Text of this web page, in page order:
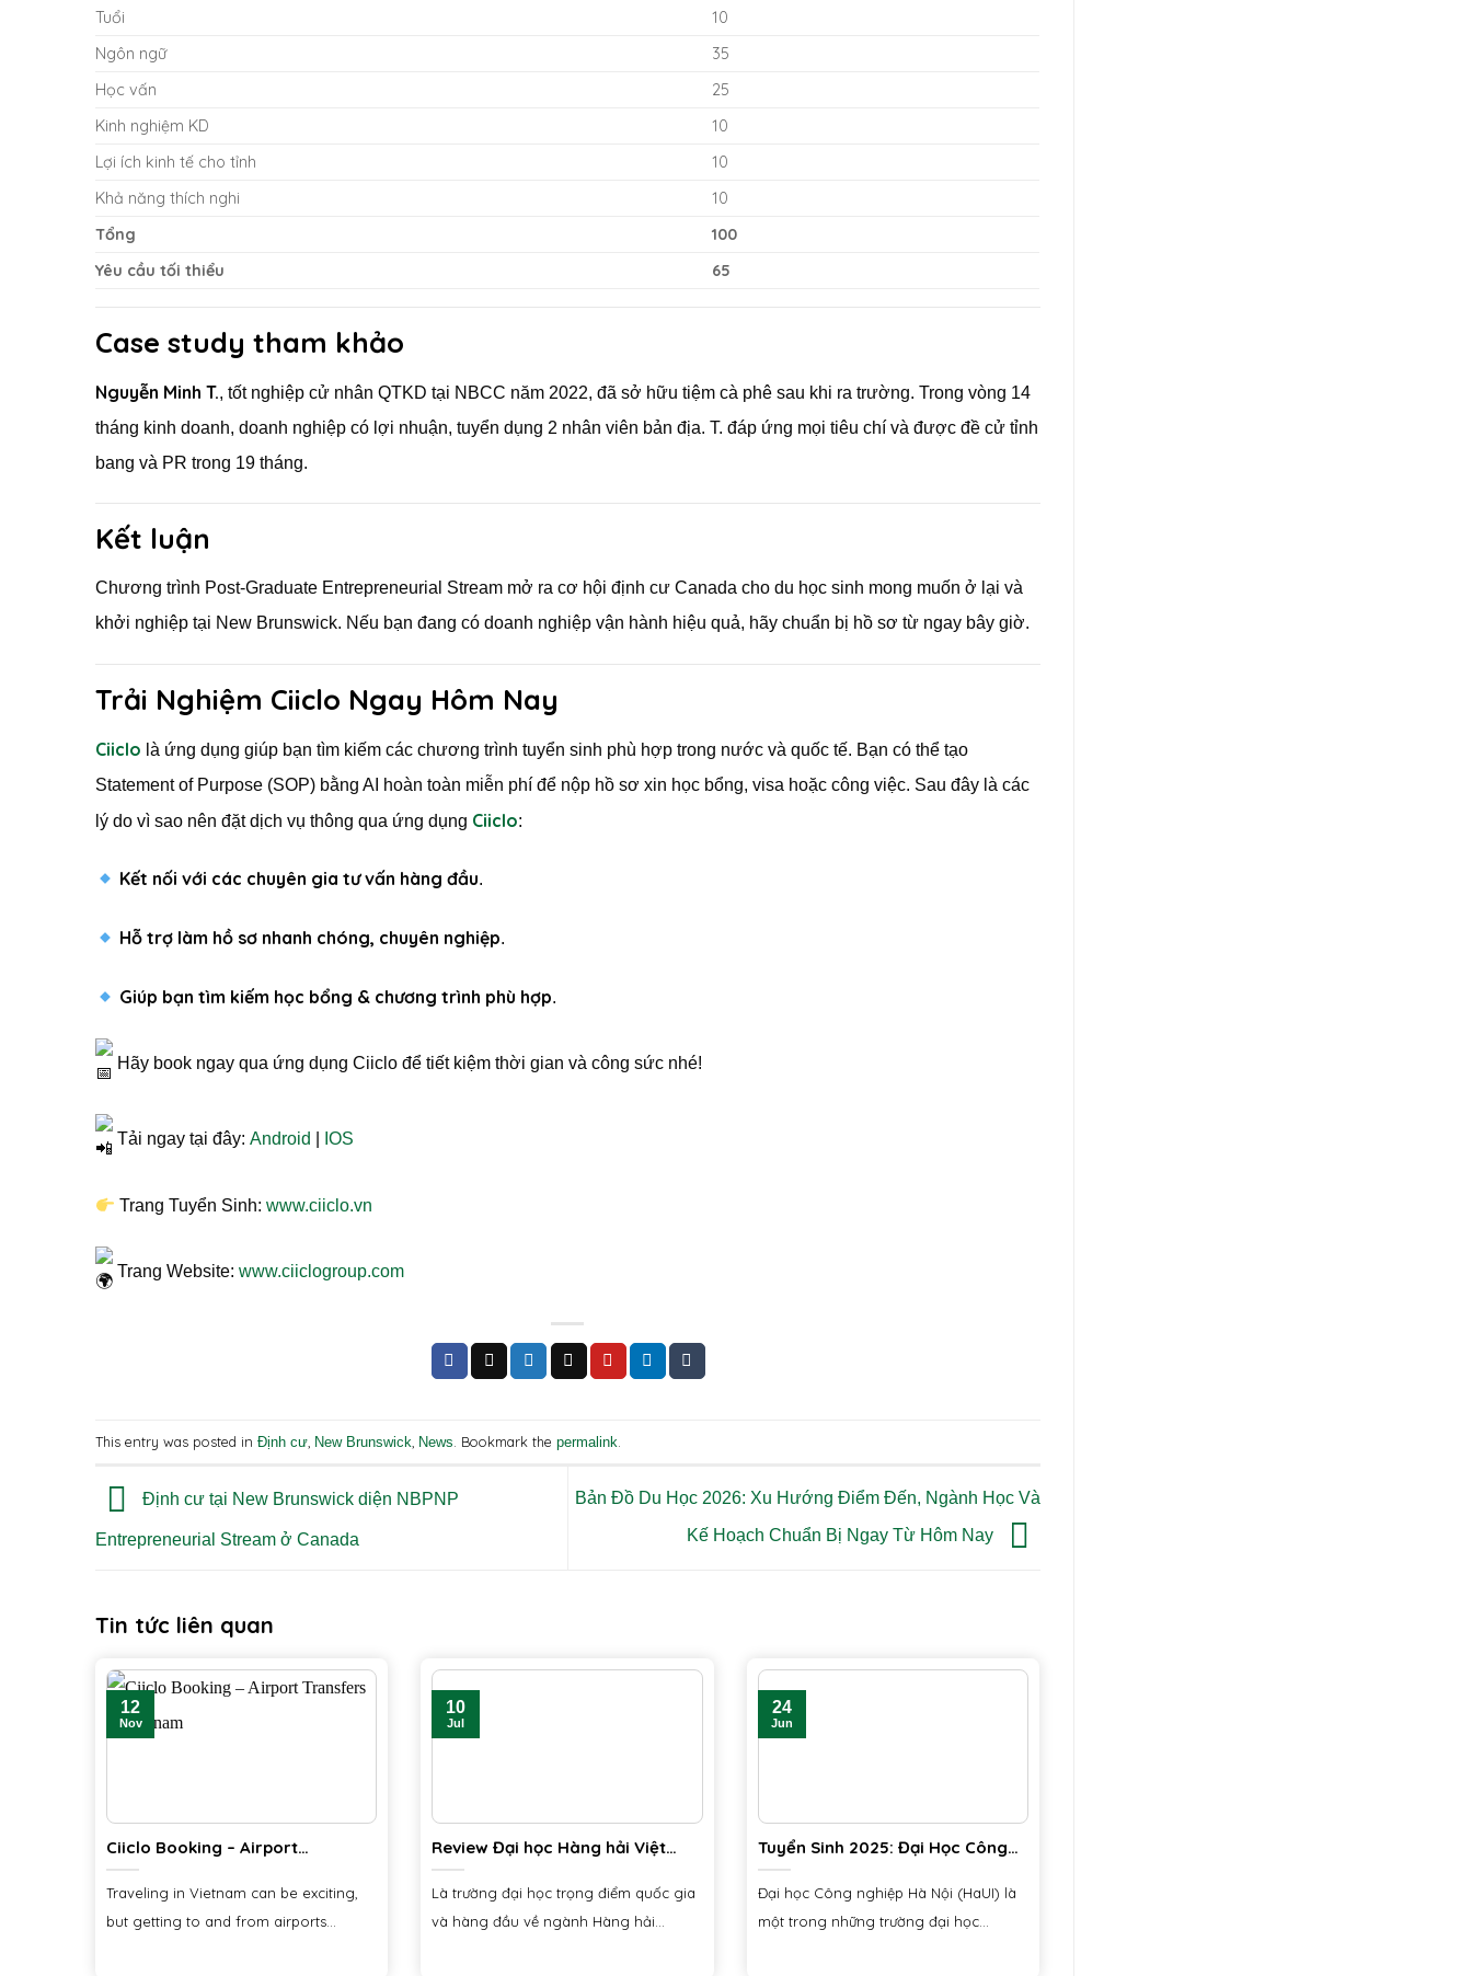
Tuổi
10
Ngôn ngữ
35
Học vấn
25
Kinh nghiệm KD
10
Lợi ích kinh tế cho tỉnh
10
Khả năng thích nghi
10
Tổng
100
Yêu cầu tối thiểu
65
Case study tham khảo
Nguyễn Minh T., tốt nghiệp cử nhân QTKD tại NBCC năm 2022, đã sở hữu tiệm cà phê sau khi ra trường. Trong vòng 14
tháng kinh doanh, doanh nghiệp có lợi nhuận, tuyển dụng 2 nhân viên bản địa. T. đáp ứng mọi tiêu chí và được đề cử tỉnh
bang và PR trong 19 tháng.
Kết luận
Chương trình Post-Graduate Entrepreneurial Stream mở ra cơ hội định cư Canada cho du học sinh mong muốn ở lại và
khởi nghiệp tại New Brunswick. Nếu bạn đang có doanh nghiệp vận hành hiệu quả, hãy chuẩn bị hồ sơ từ ngay bây giờ.
Trải Nghiệm Ciiclo Ngay Hôm Nay
Ciiclo là ứng dụng giúp bạn tìm kiếm các chương trình tuyển sinh phù hợp trong nước và quốc tế. Bạn có thể tạo
Statement of Purpose (SOP) bằng AI hoàn toàn miễn phí để nộp hồ sơ xin học bổng, visa hoặc công việc. Sau đây là các
lý do vì sao nên đặt dịch vụ thông qua ứng dụng Ciiclo:
Kết nối với các chuyên gia tư vấn hàng đầu.
Hỗ trợ làm hồ sơ nhanh chóng, chuyên nghiệp.
Giúp bạn tìm kiếm học bổng & chương trình phù hợp.
Hãy book ngay qua ứng dụng Ciiclo để tiết kiệm thời gian và công sức nhé!
Tải ngay tại đây: Android IOS
Trang Tuyển Sinh:www.ciiclo.vn
Trang Website: www.ciiclogroup.com
This entry was posted in Định cư New Brunswick News . Bookmark the permalink
Định cư tại New Brunswick diện NBPNP
Entrepreneurial Stream ở Canada
Bản Đồ Du Học 2026: Xu Hướng Điểm Đến, Ngành Học Và
Kế Hoạch Chuẩn Bị Ngay Từ Hôm Nay
Tin tức liên quan
Ciiclo Booking – Airport
Transfers in Vietnam
Traveling in Vietnam can be exciting,
but getting to and from airports
12
Nov
Review Đại học Hàng hải Việt
Nam (VIMARU) 2025
Là trường đại học trọng điểm quốc gia
và hàng đầu về ngành Hàng hải...
10
Jul
Tuyển Sinh 2025: Đại Học Công
Nghiệp Hà Nội (HaUI)
Đại học Công nghiệp Hà Nội (HaUI) là
một trong những trường đại học
24
Jun